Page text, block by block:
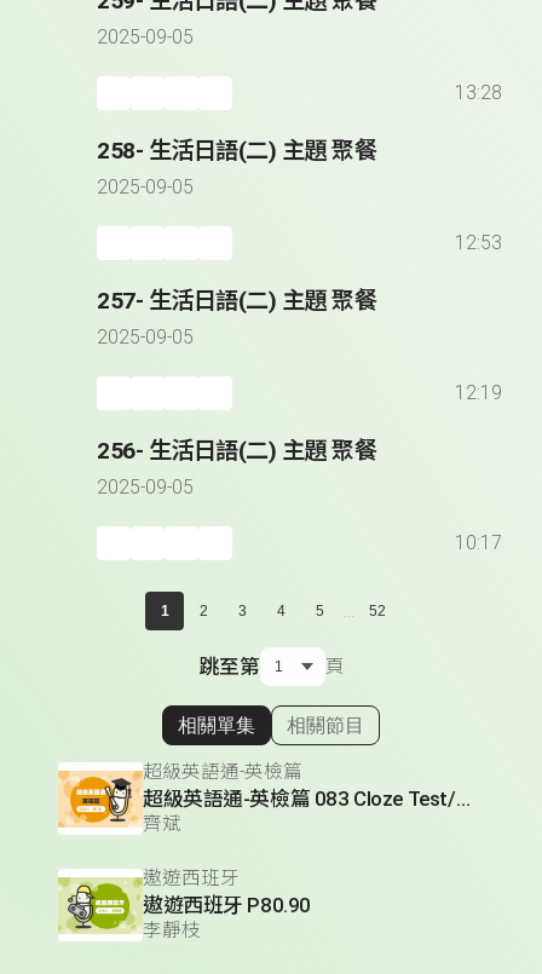
2025-09-05
13:28
258- 生活日語(二) 主題 聚餐
2025-09-05
12:53
257- 生活日語(二) 主題 聚餐
2025-09-05
12:19
256- 生活日語(二) 主題 聚餐
2025-09-05
10:17
1 2 3 4 5 ... 52
跳至第 頁
顯示相關單集
相關單集 相關節目
超級英語通-英檢篇
超級英語通-英檢篇 083 Cloze Test/段落填空-13
齊斌
遨遊西班牙
遨遊西班牙 P80.90
李靜枝